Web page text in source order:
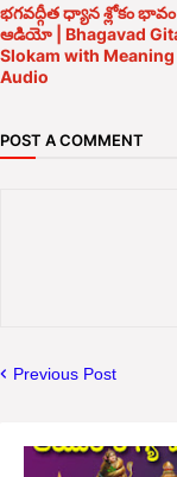
భగవద్గీత ధ్యాన శ్లోకం
ఆడియో | Bhagavad
Slokam with Meaning
Audio
POST A COMMENT
Previous Post